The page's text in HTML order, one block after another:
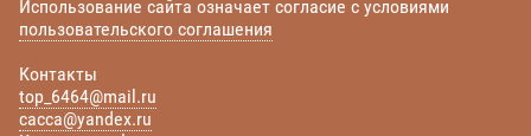
Использование сайта означает согласие с условиями
пользовательского соглашения
Контакты
top_6464@mail.ru
cacca@yandex.ru